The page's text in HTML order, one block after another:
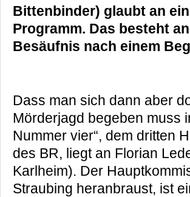
Bittenbinder) glaubt an
Programm. Das besteht
Besäufnis nach einem
Dass man sich dann aber
Mörderjagd begeben muss
Nummer vier“, dem dritten
des BR, liegt an Florian
Karlheim). Der
Straubing heranbraust, ist